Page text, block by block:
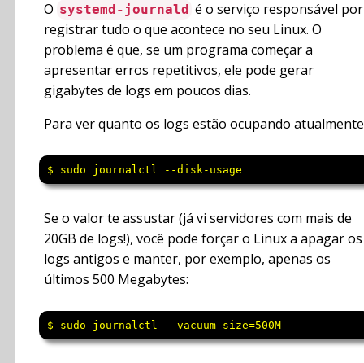
O systemd-journald é o serviço responsável por
registrar tudo o que acontece no seu Linux. O
problema é que, se um programa começar a
apresentar erros repetitivos, ele pode gerar
gigabytes de logs em poucos dias.
Para ver quanto os logs estão ocupando
$ sudo journalctl --disk-usage
Se o valor te assustar (já vi servidores com mais de
20GB de logs!), você pode forçar o Linux a apagar os
logs antigos e manter, por exemplo, apenas os
últimos 500 Megabytes:
$ sudo journalctl --vacuum-size=500M